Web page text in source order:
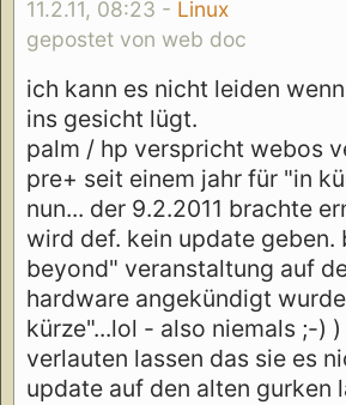
11.2.11, 08:23 - Linux
gepostet von web doc
ich kann es nicht leiden
ins gesicht lügt.
palm / hp verspricht webos
pre+ seit einem jahr für "in
nun... der 9.2.2011 brachte
wird def. kein update geben.
beyond" veranstaltung auf
hardware angekündigt
kürze"...lol - also niemals ;-)
verlauten lassen das sie es
update auf den alten gurken